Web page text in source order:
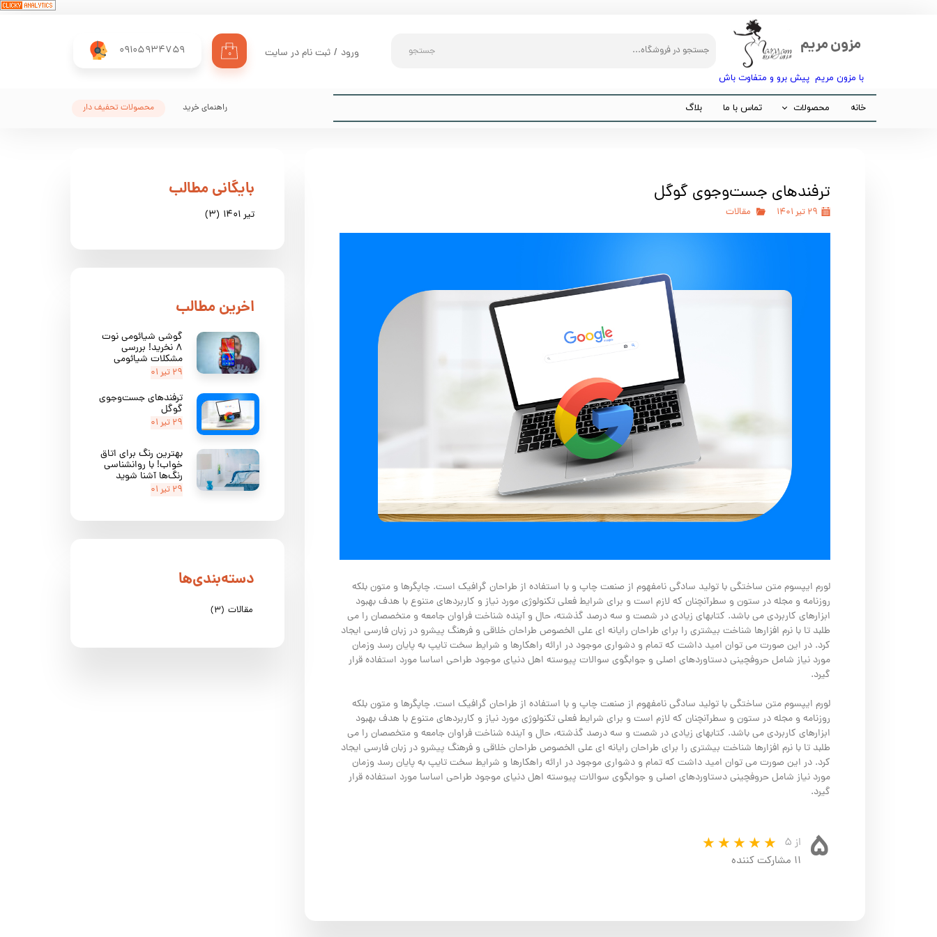
مزون مریم
با مزون مریم پیش برو و متفاوت باش​​​​​​​
09105934759 جستجو ۰ ورود / ثبت نام در سایت
خانه محصولات
شلوار
تماس با ما بلاگ محصولات تحفیف دار راهنمای خرید
ترفندهای جست‌وجوی گوگل
۲۹ تیر ۱۴۰۱ مقالات
لورم ایپسوم متن ساختگی با تولید سادگی نامفهوم از صنعت چاپ و با استفاده از طراحان گرافیک است. چاپگرها و متون بلکه
روزنامه و مجله در ستون و سطرآنچنان که لازم است و برای شرایط فعلی تکنولوژی مورد نیاز و کاربردهای متنوع با هدف بهبود
ابزارهای کاربردی می باشد. کتابهای زیادی در شصت و سه درصد گذشته، حال و آینده شناخت فراوان جامعه و متخصصان را می
طلبد تا با نرم افزارها شناخت بیشتری را برای طراحان رایانه ای علی الخصوص طراحان خلاقی و فرهنگ پیشرو در زبان فارسی ایجاد
کرد. در این صورت می توان امید داشت که تمام و دشواری موجود در ارائه راهکارها و شرایط سخت تایپ به پایان رسد وزمان
مورد نیاز شامل حروفچینی دستاوردهای اصلی و جوابگوی سوالات پیوسته اهل دنیای موجود طراحی اساسا مورد استفاده قرار
گیرد.
لورم ایپسوم متن ساختگی با تولید سادگی نامفهوم از صنعت چاپ و با استفاده از طراحان گرافیک است. چاپگرها و متون بلکه
روزنامه و مجله در ستون و سطرآنچنان که لازم است و برای شرایط فعلی تکنولوژی مورد نیاز و کاربردهای متنوع با هدف بهبود
ابزارهای کاربردی می باشد. کتابهای زیادی در شصت و سه درصد گذشته، حال و آینده شناخت فراوان جامعه و متخصصان را می
طلبد تا با نرم افزارها شناخت بیشتری را برای طراحان رایانه ای علی الخصوص طراحان خلاقی و فرهنگ پیشرو در زبان فارسی ایجاد
کرد. در این صورت می توان امید داشت که تمام و دشواری موجود در ارائه راهکارها و شرایط سخت تایپ به پایان رسد وزمان
مورد نیاز شامل حروفچینی دستاوردهای اصلی و جوابگوی سوالات پیوسته اهل دنیای موجود طراحی اساسا مورد استفاده قرار
گیرد.
۵
از ۵
۱۱ مشارکت کننده
تیر ۱۴۰۱ (۳)
​بایگانی مطالب
​اخرین مطالب
گوشی شیائومی نوت
۸ نخرید! بررسی
مشکلات شیائومی
۲۹ تیر ۰۱
ترفندهای جست‌وجوی
گوگل
۲۹ تیر ۰۱
بهترین رنگ برای اتاق
خواب! با روانشناسی
رنگ‌ها آشنا شوید
۲۹ تیر ۰۱
دسته‌بندی‌ها
مقالات (۳)